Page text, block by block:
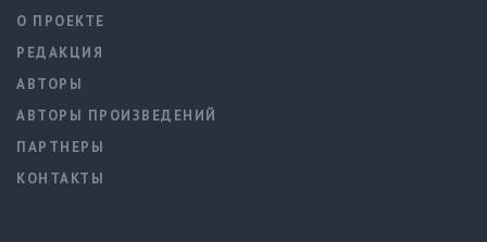
О ПРОЕКТЕ
РЕДАКЦИЯ
АВТОРЫ
АВТОРЫ ПРОИЗВЕДЕНИЙ
ПАРТНЕРЫ
КОНТАКТЫ